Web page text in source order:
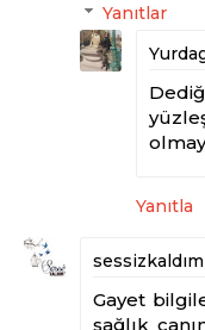
Yanıtlar
Yanıtla
sessizkaldım
Gayet
sağlık